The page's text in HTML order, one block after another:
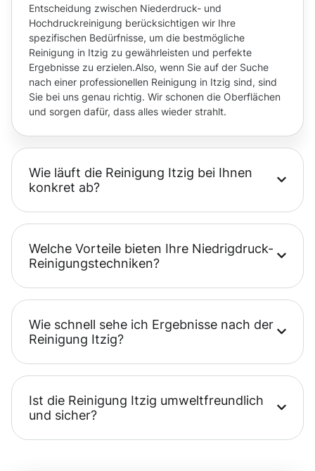
Entscheidung zwischen Niederdruck- und
Hochdruckreinigung berücksichtigen wir Ihre
spezifischen Bedürfnisse, um die bestmögliche
Reinigung in Itzig zu gewährleisten und perfekte
Ergebnisse zu erzielen.Also, wenn Sie auf der Suche
nach einer professionellen Reinigung in Itzig sind, sind
Sie bei uns genau richtig. Wir schonen die Oberflächen
und sorgen dafür, dass alles wieder strahlt.
Wie läuft die Reinigung Itzig bei Ihnen
konkret ab?
Welche Vorteile bieten Ihre Niedrigdruck-
Reinigungstechniken?
Wie schnell sehe ich Ergebnisse nach der
Reinigung Itzig?
Ist die Reinigung Itzig umweltfreundlich
und sicher?